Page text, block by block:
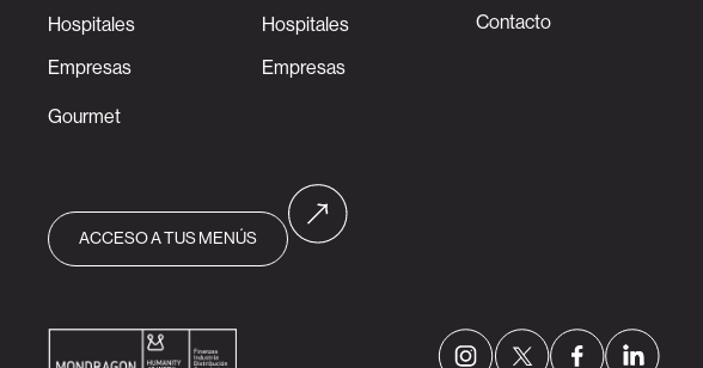
Hospitales
Empresas
Gourmet
Hospitales
Empresas
Contacto
ACCESO A TUS MENÚS